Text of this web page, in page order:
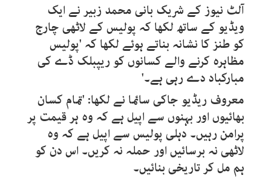
آلٹ نیوز کے شریک بانی محمد زبیر نے ایک
ویڈیو کے ساتھ لکھا کہ پولیس کے لاٹھی چارج
کو طنز کا نشانہ بناتے ہوئے لکھا کہ 'پولیس
مظاہرہ کرنے والے کسانوں کو ریپبلک ڈے کی
مبارکباد دے رہی ہے۔'
معروف ریڈیو جاکی سائما نے لکھا: 'تمام کسان
بھائیوں اور بہنوں سے اپیل ہے کہ وہ ہر قیمت پر
پرامن رہیں۔ دہلی پولیس سے اپیل ہے کہ وہ
لاٹھی نہ برسائیں اور حملہ نہ کریں۔ اس دن کو
ہم مل کر تاریخی بنائیں۔